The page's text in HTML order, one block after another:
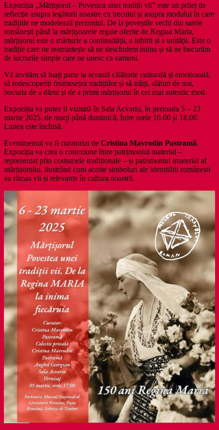
Expoziția „Mărțișorul – Povestea unei tradiții vii” este un prilej de
reflecție asupra legăturii noastre cu trecutul și asupra modului în care
tradițiile ne modelează prezentul. De la poveștile vechi din satele
românești până la mărțișoarele regale oferite de Regina Maria,
mărțișorul este o mărturie a continuității, a iubirii și a unității. Este o
tradiție care ne reamintește să ne deschidem inima și să ne bucurăm
de lucrurile simple care ne unesc ca oameni.
Vă invităm să luați parte la această călătorie culturală și emoțională,
să redescoperiți frumusețea tradițiilor și să trăiți, alături de noi,
bucuria de a dărui și de a primi mărțișorul în cel mai autentic mod.
Expoziția va putea fi vizitată în Sala Acvariu, în perioada 5 – 23
martie 2025, de marți până duminică, între orele 10.00 și 18.00.
Lunea este închisă.
Evenimentul va fi curatoriat de Cristina Mavrodin Pastramă.
Expoziția va crea o conexiune între patrimoniul material –
reprezentat prin costumele tradiționale – și patrimoniul imaterial al
mărțișorului, ilustrând cum aceste simboluri ale identității românești
au rămas vii și relevante în cultura noastră.